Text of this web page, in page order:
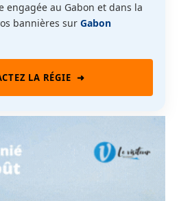
engagée au Gabon et dans la
bannières sur Gabon
LA RÉGIE ➜